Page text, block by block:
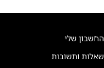
החשבון שלי
שאלות ותשובות